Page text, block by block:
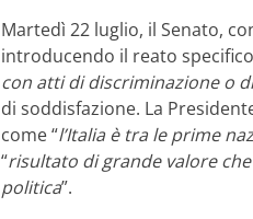
Martedì 22 luglio, il Senato,
introducendo il reato
con atti di discriminazione o
di soddisfazione. La
come “l’Italia è tra le prime
“risultato di grande valore
politica”.